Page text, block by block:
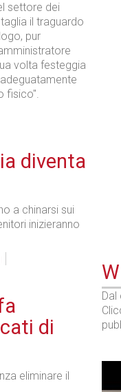
settore dei
il traguardo
pur
volta festeggia
fisico".
diventa
a chinarsi sui
inizieranno
di
eliminare il